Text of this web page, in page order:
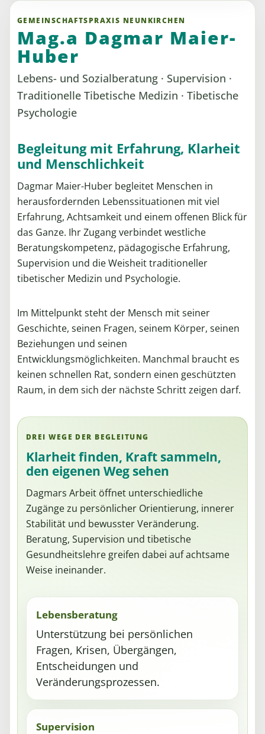
GEMEINSCHAFTSPRAXIS NEUNKIRCHEN
Mag.a Dagmar Maier-
Huber
Lebens- und Sozialberatung · Supervision ·
Traditionelle Tibetische Medizin · Tibetische
Psychologie
Begleitung mit Erfahrung, Klarheit
und Menschlichkeit
Dagmar Maier-Huber begleitet Menschen in
herausfordernden Lebenssituationen mit viel
Erfahrung, Achtsamkeit und einem offenen Blick für
das Ganze. Ihr Zugang verbindet westliche
Beratungskompetenz, pädagogische Erfahrung,
Supervision und die Weisheit traditioneller
tibetischer Medizin und Psychologie.
Im Mittelpunkt steht der Mensch mit seiner
Geschichte, seinen Fragen, seinem Körper, seinen
Beziehungen und seinen
Entwicklungsmöglichkeiten. Manchmal braucht es
keinen schnellen Rat, sondern einen geschützten
Raum, in dem sich der nächste Schritt zeigen darf.
DREI WEGE DER BEGLEITUNG
Klarheit finden, Kraft sammeln,
den eigenen Weg sehen
Dagmars Arbeit öffnet unterschiedliche
Zugänge zu persönlicher Orientierung, innerer
Stabilität und bewusster Veränderung.
Beratung, Supervision und tibetische
Gesundheitslehre greifen dabei auf achtsame
Weise ineinander.
Lebensberatung
Unterstützung bei persönlichen
Fragen, Krisen, Übergängen,
Entscheidungen und
Veränderungsprozessen.
Supervision